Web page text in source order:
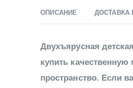
ОПИСАНИЕ ДОСТАВКА
Двухъярусная
купить
пространство. Если